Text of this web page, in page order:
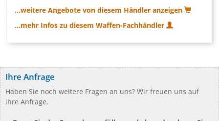
...weitere Angebote von diesem Händler anzeigen
...mehr Infos zu diesem Waffen-Fachhändler
Ihre Anfrage
Haben Sie noch weitere Fragen an uns? Wir freuen uns auf
ihre Anfrage.